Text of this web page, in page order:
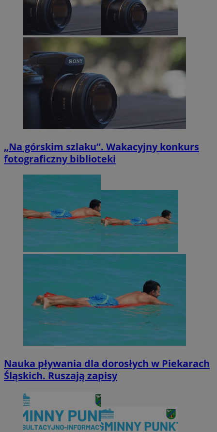
„Na górskim szlaku”. Wakacyjny konkurs
fotograficzny biblioteki
Nauka pływania dla dorosłych w Piekarach
Śląskich. Ruszają zapisy